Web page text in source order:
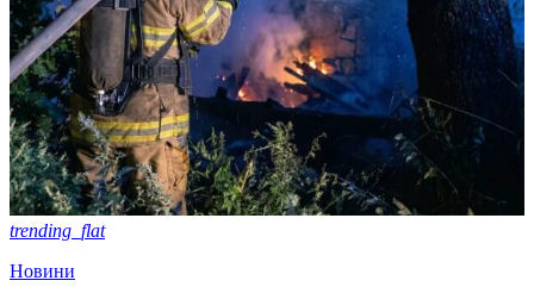
trending_flat
Новини